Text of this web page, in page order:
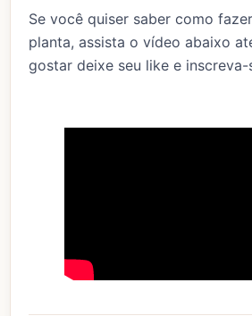
Se você quiser saber como
planta, assista o vídeo abaixo
gostar deixe seu like e inscreva-